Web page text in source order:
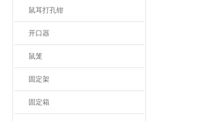
鼠耳打孔钳
开口器
鼠笼
固定架
固定箱